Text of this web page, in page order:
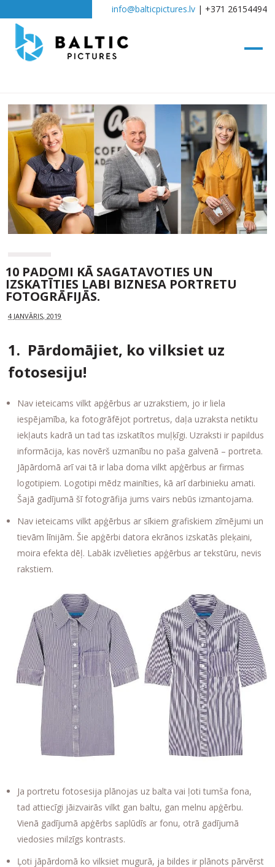
info@balticpictures.lv| +371 26154494
10 PADOMI KĀ SAGATAVOTIES UN
IZSKATĪTIES LABI BIZNESA PORTRETU
FOTOGRĀFIJĀS.
4 JANVĀRIS, 2019
1. Pārdomājiet, ko vilksiet uz
fotosesiju!
Nav ieteicams vilkt apģērbus ar uzrakstiem, jo ir liela
iespējamība, ka fotogrāfējot portretus, daļa uzraksta netiktu
iekļauts kadrā un tad tas izskatītos muļķīgi. Uzraksti ir papildus
informācija, kas novērš uzmanību no paša galvenā – portreta.
Jāpārdomā arī vai tā ir laba doma vilkt apģērbus ar firmas
logotipiem. Logotipi mēdz mainīties, kā arī darbinieku amati.
Šajā gadījumā šī fotogrāfija jums vairs nebūs izmantojama.
Nav ieteicams vilkt apģērbus ar sīkiem grafiskiem zīmējumi un
tievām līnijām. Šie apģērbi datora ekrānos izskatās pleķaini,
moira efekta dēļ. Labāk izvēlieties apģērbus ar tekstūru, nevis
rakstiem.
Ja portretu fotosesija plānojas uz balta vai ļoti tumša fona,
tad attiecīgi jāizvairās vilkt gan baltu, gan melnu apģērbu.
Vienā gadījumā apģērbs saplūdīs ar fonu, otrā gadījumā
viedosies milzīgs kontrasts.
Ļoti jāpārdomā ko vilksiet mugurā, ja bildes ir plānots pārvērst